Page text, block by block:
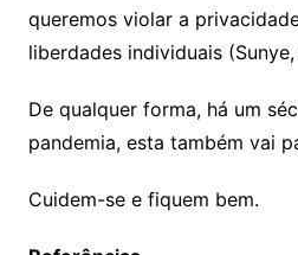
queremos violar a
liberdades individuais
De qualquer forma, há um
pandemia, esta também vai
Cuidem-se e fiquem bem.